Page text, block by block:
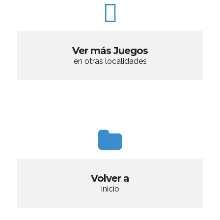
Ver más Juegos
en otras localidades
Volver a
Inicio